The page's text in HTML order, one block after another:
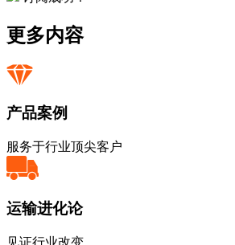
更多内容
产品案例
服务于行业顶尖客户
运输进化论
见证行业改变